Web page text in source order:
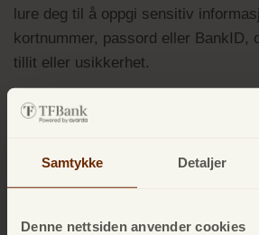
Samtykke Detaljer
Denne nettsiden anvender cookies
lure deg til å oppgi sensitiv
kortnummer, passord eller BankID,
tillit eller usikkerhet.
Hvilke er de
formene for